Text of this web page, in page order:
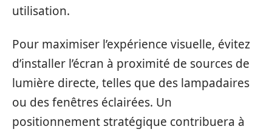
utilisation.
Pour maximiser l’expérience visuelle, évitez
d’installer l’écran à proximité de sources de
lumière directe, telles que des lampadaires
ou des fenêtres éclairées. Un
positionnement stratégique contribuera à